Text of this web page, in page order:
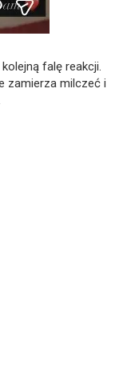
kolejną falę reakcji.
zamierza milczeć i